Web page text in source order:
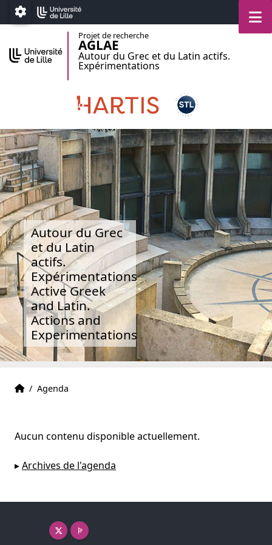
Accéder au menu principal
Accéder au contenu
Paramétrage
Projet de recherche
AGLAE
Autour du Grec et du Latin actifs.
Expérimentations
Autour du Grec
et du Latin
actifs.
Expérimentations
Active Greek
and Latin.
Actions and
Experimentations
AGLAE
Accueil
/ Agenda
Aucun contenu disponible actuellement.
▸Archives de l'agenda
X ( nouvelle fenêtre)
Page pro ( nouvelle fenêtre)